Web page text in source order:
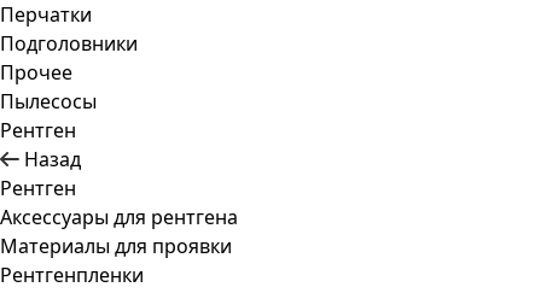
Перчатки
Подголовники
Прочее
Пылесосы
Рентген
Назад
Рентген
Аксессуары для рентгена
Материалы для проявки
Рентгенпленки